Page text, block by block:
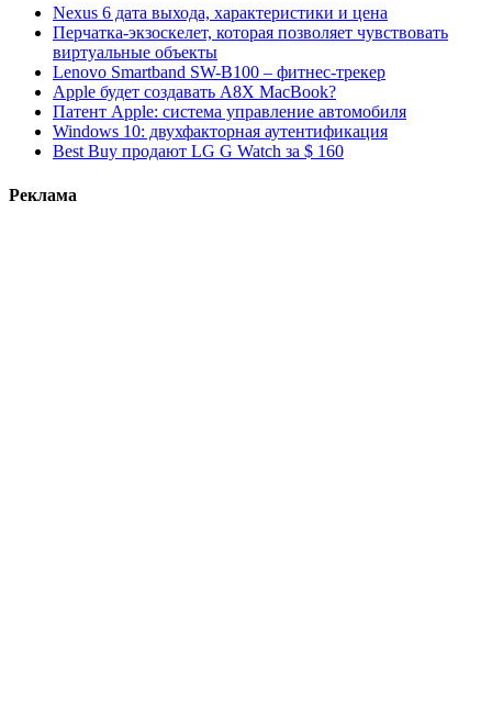
Nexus 6 дата выхода, характеристики и цена
Перчатка-экзоскелет, которая позволяет чувствовать
виртуальные объекты
Lenovo Smartband SW-B100 – фитнес-трекер
Apple будет создавать A8X MacBook?
Патент Apple: система управление автомобиля
Windows 10: двухфакторная аутентификация
Best Buy продают LG G Watch за $ 160
Реклама